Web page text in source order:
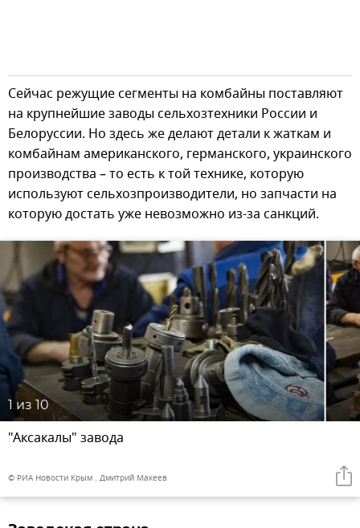
Сейчас режущие сегменты на комбайны поставляют
на крупнейшие заводы сельхозтехники России и
Белоруссии. Но здесь же делают детали к жаткам и
комбайнам американского, германского, украинского
производства – то есть к той технике, которую
используют сельхозпроизводители, но запчасти на
которую достать уже невозможно из-за санкций.
1 из 10
"Аксакалы" завода
© РИА Новости Крым . Дмитрий Макеев